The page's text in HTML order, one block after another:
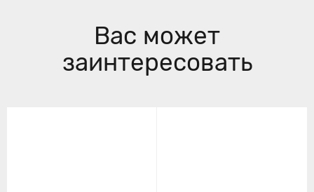
Вас может
заинтересовать